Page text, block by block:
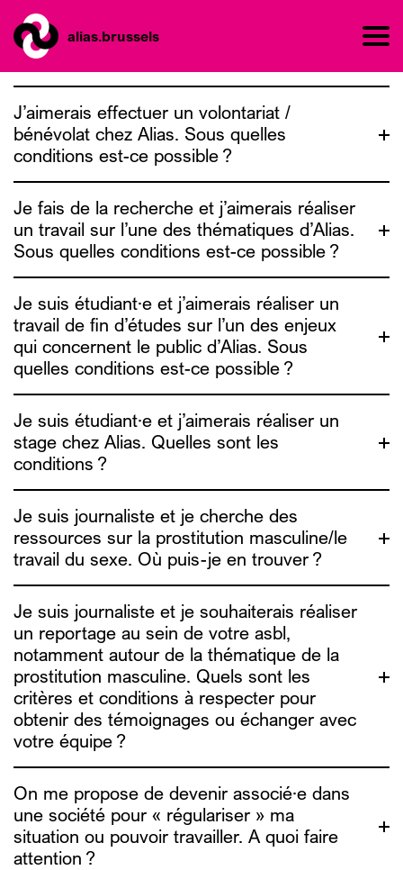
alias.brussels
J’aimerais effectuer un volontariat /
bénévolat chez Alias. Sous quelles
conditions est-ce possible ?
contact@alias.brussels
Je fais de la recherche et j’aimerais réaliser
un travail sur l’une des thématiques d’Alias.
Sous quelles conditions est-ce possible ?
Je suis étudiant·e et j’aimerais réaliser un
travail de fin d’études sur l’un des enjeux
qui concernent le public d’Alias. Sous
quelles conditions est-ce possible ?
nos rapports
d’activité
Je suis étudiant·e et j’aimerais réaliser un
stage chez Alias. Quelles sont les
conditions ?
sophie.g@alias.brussels
aure@alias.brussels
houda@alias.brussels
contact@alias.brussels
Nous ne prenons plus de stagiaire pour l’année
académique 2026-2027.
Je suis journaliste et je cherche des
ressources sur la prostitution masculine/le
travail du sexe. Où puis-je en trouver ?
Je suis journaliste et je souhaiterais réaliser
un reportage au sein de votre asbl,
notamment autour de la thématique de la
prostitution masculine. Quels sont les
critères et conditions à respecter pour
obtenir des témoignages ou échanger avec
votre équipe ?
On me propose de devenir associé·e dans
une société pour « régulariser » ma
situation ou pouvoir travailler. A quoi faire
attention ?